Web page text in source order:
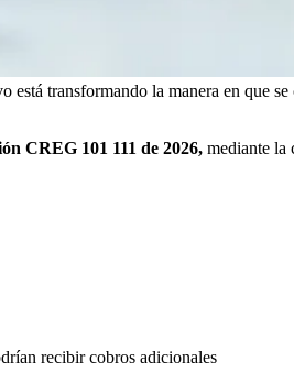
transformando la manera en que
CREG 101 111 de 2026, mediante la
recibir cobros adicionales